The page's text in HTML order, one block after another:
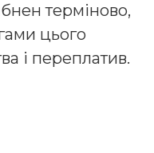
терміново,
цього
і переплатив.